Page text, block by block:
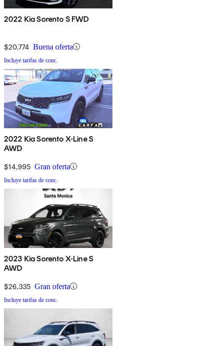
2022 Kia Sorento S FWD
$20,774 Buena oferta
Incluye tarifas de conc.
2022 Kia Sorento X-Line S
AWD
$14,995 Gran oferta
Incluye tarifas de conc.
2023 Kia Sorento X-Line S
AWD
$26,335 Gran oferta
Incluye tarifas de conc.